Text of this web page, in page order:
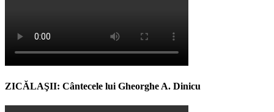
ZICĂLAŞII: Cântecele lui Gheorghe A. Dinicu